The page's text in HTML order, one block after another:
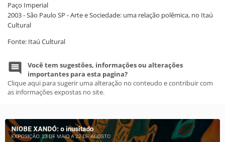
Paço Imperial
2003 - São Paulo SP - Arte e Sociedade: uma relação polêmica, no Itaú
Cultural
Fonte: Itaú Cultural
Você tem sugestões, informações ou alterações
importantes para esta pagina?
Clique aqui para sugerir uma alteração no conteudo e contribuir com
as informações expostas no site.